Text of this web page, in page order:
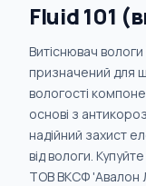
Fluid 101
Витіснювач
призначений для
вологості
основі з
надійний захист
від вологи.
ТОВ ВКСФ 'Авалон